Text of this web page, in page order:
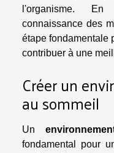
l'organisme.
connaissance des
étape fondamentale
contribuer à une
Créer un
au sommeil
Un
fondamental pour